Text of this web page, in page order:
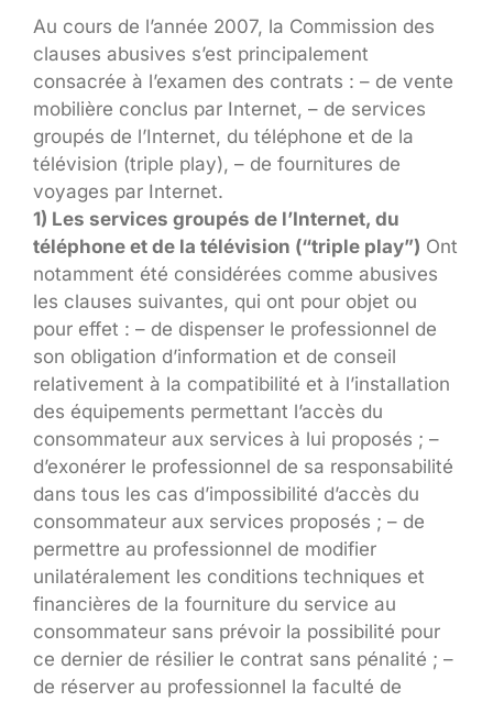
Au cours de l’année 2007, la Commission des
clauses abusives s’est principalement
consacrée à l’examen des contrats : – de vente
mobilière conclus par Internet, – de services
groupés de l’Internet, du téléphone et de la
télévision (triple play), – de fournitures de
voyages par Internet.
1) Les services groupés de l’Internet, du
téléphone et de la télévision (“triple play”) Ont
notamment été considérées comme abusives
les clauses suivantes, qui ont pour objet ou
pour effet : – de dispenser le professionnel de
son obligation d’information et de conseil
relativement à la compatibilité et à l’installation
des équipements permettant l’accès du
consommateur aux services à lui proposés ; –
d’exonérer le professionnel de sa responsabilité
dans tous les cas d’impossibilité d’accès du
consommateur aux services proposés ; – de
permettre au professionnel de modifier
unilatéralement les conditions techniques et
financières de la fourniture du service au
consommateur sans prévoir la possibilité pour
ce dernier de résilier le contrat sans pénalité ; –
de réserver au professionnel la faculté de